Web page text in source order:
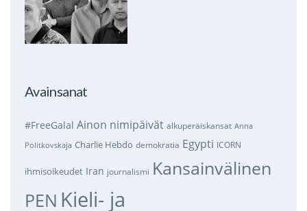
Avainsanat
#FreeGalal Ainon nimipäivät alkuperäiskansat Anna
Politkovskaja Charlie Hebdo demokratia Egypti ICORN
ihmisoikeudet Iran journalismi Kansainvälinen
PEN Kieli- ja